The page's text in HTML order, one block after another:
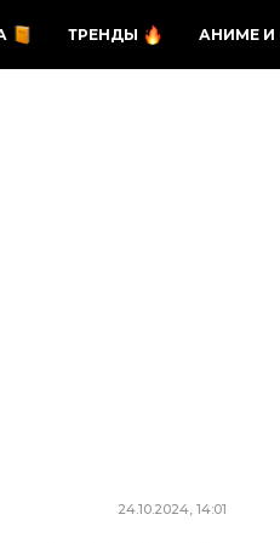
ТРЕНДЫ АНИМЕ И
24.10.2024, 14:01